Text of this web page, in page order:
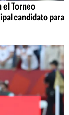
el Torneo
candidato para